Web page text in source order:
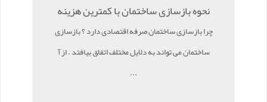
نحوه بازسازی ساختمان با کمترین هزینه
چرا بازسازی ساختمان صرفه اقتصادی دارد ؟ بازسازی
ساختمان می تواند به دلایل مختلف اتفاق بیافتد . از آ
...